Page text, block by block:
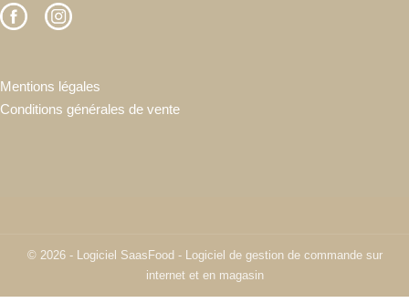
Mentions légales
Conditions générales de vente
© 2026 - Logiciel SaasFood - Logiciel de gestion de commande sur
internet et en magasin